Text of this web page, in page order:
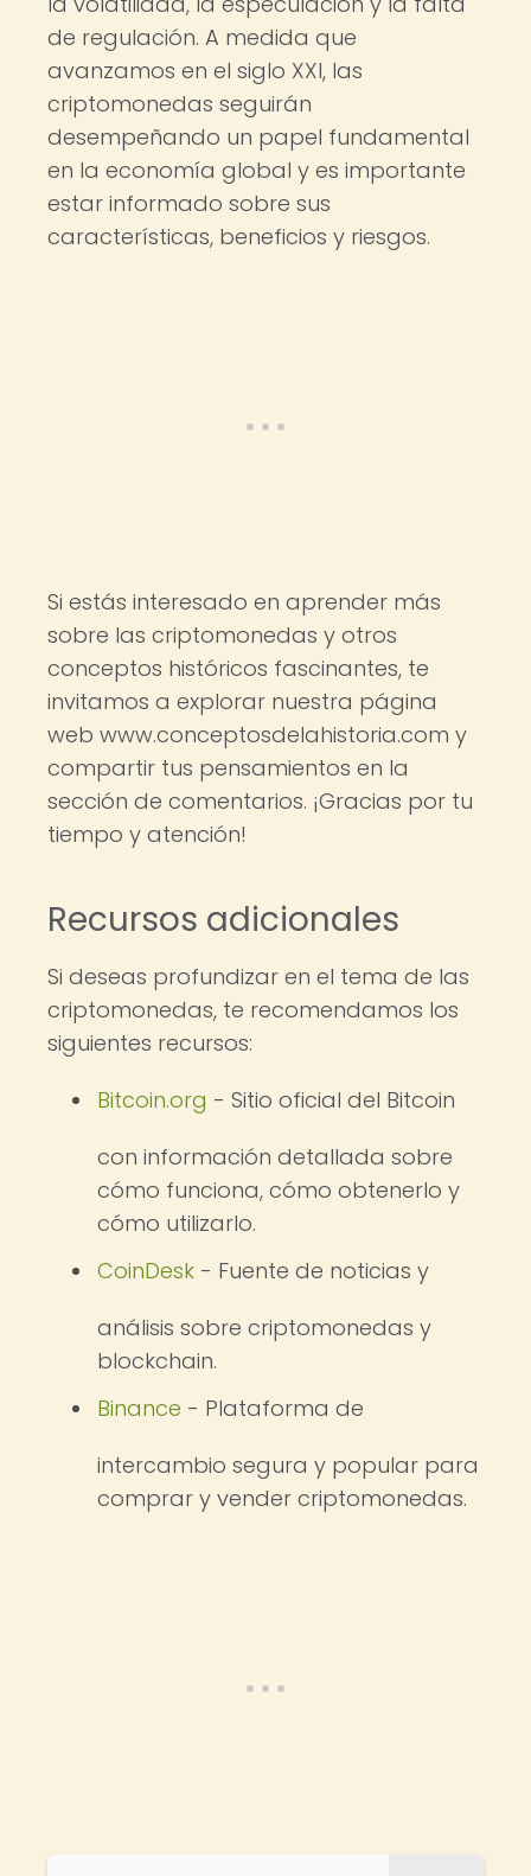
de regulación. A medida que
avanzamos en el siglo XXI, las
criptomonedas seguirán
desempeñando un papel fundamental
en la economía global y es importante
estar informado sobre sus
características, beneficios y riesgos.
Si estás interesado en aprender más
sobre las criptomonedas y otros
conceptos históricos fascinantes, te
invitamos a explorar nuestra página
web www.conceptosdelahistoria.com y
compartir tus pensamientos en la
sección de comentarios. ¡Gracias por tu
tiempo y atención!
Recursos adicionales
Si deseas profundizar en el tema de las
criptomonedas, te recomendamos los
siguientes recursos:
Bitcoin.org - Sitio oficial del Bitcoin
con información detallada sobre
cómo funciona, cómo obtenerlo y
cómo utilizarlo.
CoinDesk - Fuente de noticias y
análisis sobre criptomonedas y
blockchain.
Binance - Plataforma de
intercambio segura y popular para
comprar y vender criptomonedas.